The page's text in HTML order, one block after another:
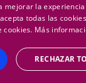
de 9:00
mejorar la
todas las
cookies. Más
RECHAZAR